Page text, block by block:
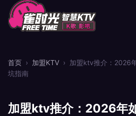
首页 › 加盟KTV › 加盟ktv推介：2026
坑指南
加盟ktv推介：2026年